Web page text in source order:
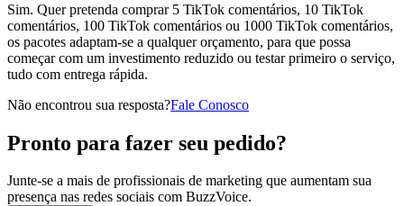
Sim. Quer pretenda comprar 5 TikTok comentários, 10 TikTok
comentários, 100 TikTok comentários ou 1000 TikTok comentários,
os pacotes adaptam-se a qualquer orçamento, para que possa
começar com um investimento reduzido ou testar primeiro o serviço,
tudo com entrega rápida.
Não encontrou sua resposta?Fale Conosco
Pronto para fazer seu pedido?
Junte-se a mais de profissionais de marketing que aumentam sua
presença nas redes sociais com BuzzVoice.